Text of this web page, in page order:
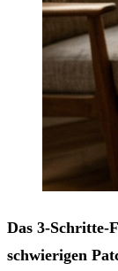
Das 3-Schritte-
schwierigen